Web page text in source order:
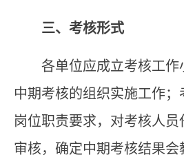
三、考核形式
各单位应成立考核工作
中期考核的组织实施工作
岗位职责要求， 对考核人员
审核，确定中期考核结果会